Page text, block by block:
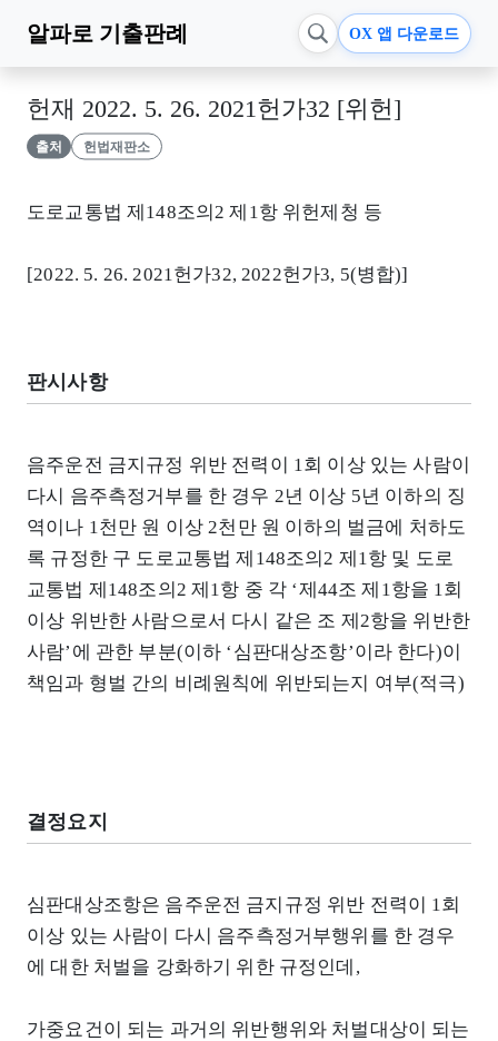
알파로 기출판례 OX 앱 다운로드
헌재 2022. 5. 26. 2021헌가32 [위헌]
출처 헌법재판소
도로교통법 제148조의2 제1항 위헌제청 등
[2022. 5. 26. 2021헌가32, 2022헌가3, 5(병합)]
판시사항
음주운전 금지규정 위반 전력이 1회 이상 있는 사람이
다시 음주측정거부를 한 경우 2년 이상 5년 이하의 징
역이나 1천만 원 이상 2천만 원 이하의 벌금에 처하도
록 규정한 구 도로교통법 제148조의2 제1항 및 도로
교통법 제148조의2 제1항 중 각 ‘제44조 제1항을 1회
이상 위반한 사람으로서 다시 같은 조 제2항을 위반한
사람’에 관한 부분(이하 ‘심판대상조항’이라 한다)이
책임과 형벌 간의 비례원칙에 위반되는지 여부(적극)
결정요지
심판대상조항은 음주운전 금지규정 위반 전력이 1회
이상 있는 사람이 다시 음주측정거부행위를 한 경우
에 대한 처벌을 강화하기 위한 규정인데,
가중요건이 되는 과거의 위반행위와 처벌대상이 되는